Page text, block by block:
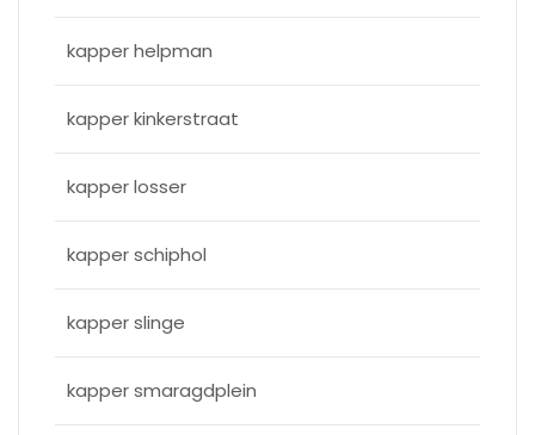
kapper helpman
kapper kinkerstraat
kapper losser
kapper schiphol
kapper slinge
kapper smaragdplein